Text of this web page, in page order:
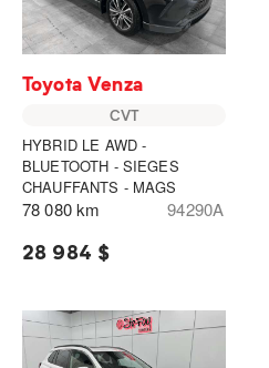
Toyota Venza
CVT
HYBRID LE AWD -
BLUETOOTH - SIEGES
CHAUFFANTS - MAGS
78 080 km 94290A
28 984 $